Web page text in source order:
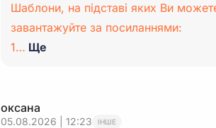
Шаблони, на підставі яких Ви
завантажуйте за посиланнями:
1… Ще
оксана
05.08.2026 | 12:23 ІНШЕ